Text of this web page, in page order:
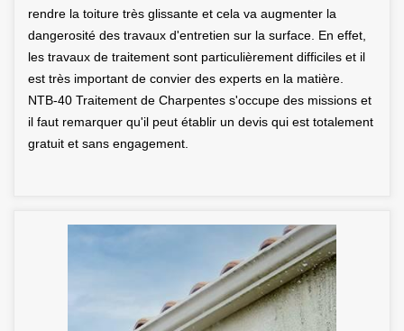
rendre la toiture très glissante et cela va augmenter la
dangerosité des travaux d'entretien sur la surface. En effet,
les travaux de traitement sont particulièrement difficiles et il
est très important de convier des experts en la matière.
NTB-40 Traitement de Charpentes s'occupe des missions et
il faut remarquer qu'il peut établir un devis qui est totalement
gratuit et sans engagement.